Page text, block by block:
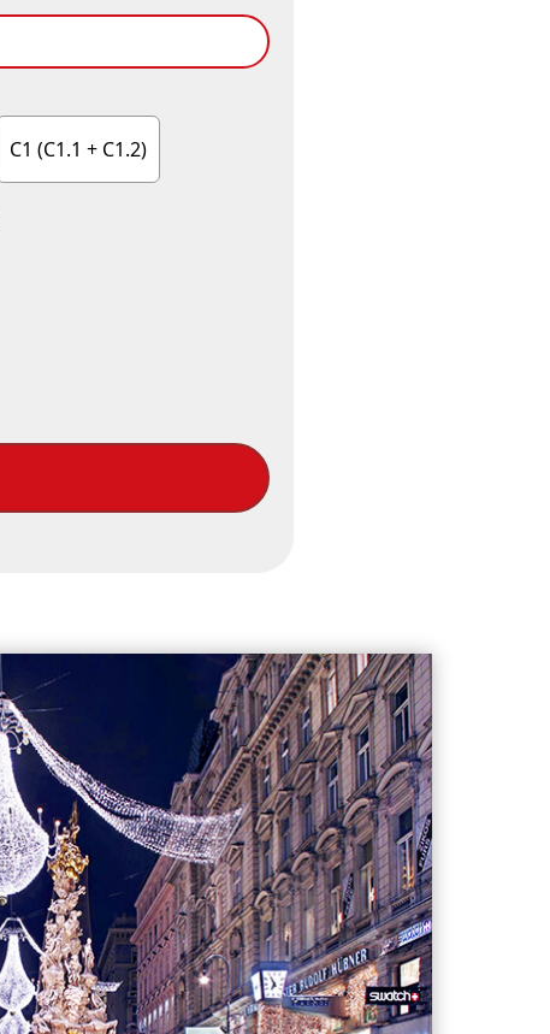
C1 (C1.1 + C1.2)